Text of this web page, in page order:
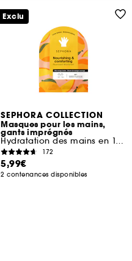
SEPHORA COLLECTION
Masques pour les mains,
gants imprégnés
Hydratation des mains en 15 minutes
172
5,99€
2 contenances disponibles
Exclu